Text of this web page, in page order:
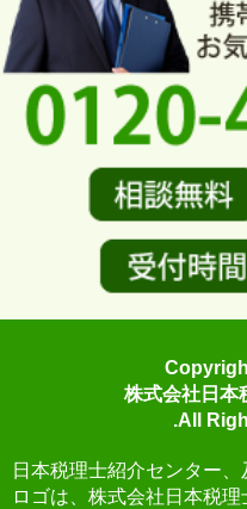
株式会社日本
.All
日本税理士紹介センター
ロゴは、株式会社日本税